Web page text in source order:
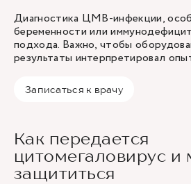
Диагностика ЦМВ-инфекции,
беременности или
подхода. Важно, чтобы
результаты интерпретировал
Записаться к врачу
Как передается
цитомегаловирус и
защититься